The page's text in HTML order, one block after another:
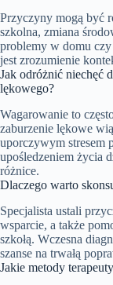
Przyczyny mogą być
szkolna, zmiana
problemy w domu czy
jest zrozumienie
Jak odróżnić niechęć
lękowego?
Wagarowanie to
zaburzenie lękowe
uporczywym stresem
upośledzeniem życia
różnice.
Dlaczego warto
Specjalista ustali
wsparcie, a także
szkołą. Wczesna
szanse na trwałą
Jakie metody